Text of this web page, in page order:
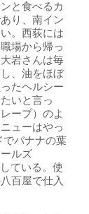
と食べるカ
り、南イン
。西荻には
場から帰っ
岩さんは毎
、油をほぼ
たヘルシー
いと言っ
ープ）のよ
ューはやっ
でバナナの葉
ルズ
ている。使
百屋で仕入